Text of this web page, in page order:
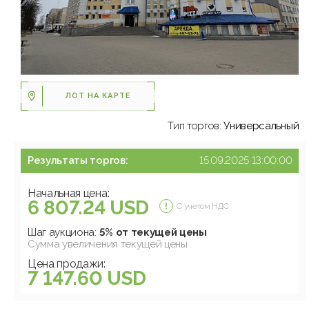
ЛОТ НА КАРТЕ
Тип торгов:Универсальный
Результаты торгов: 15.09.2025 13:00:00
Начальная цена:
6 807.24 USD С учетом НДС
Шаг аукциона: 5% от текущей цены
Сумма увеличения текущей цены
Цена продажи:
7 147.60 USD